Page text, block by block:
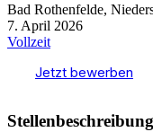
Bad Rothenfelde,
7. April 2026
Vollzeit
Jetzt bewerben
Stellenbeschreibung